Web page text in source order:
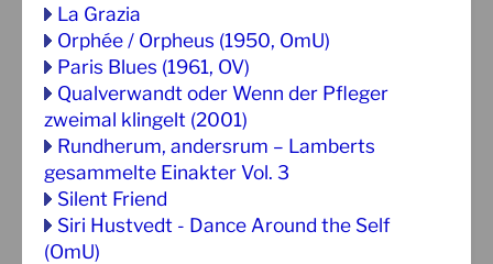
La Grazia
Orphée / Orpheus (1950, OmU)
Paris Blues (1961, OV)
Qualverwandt oder Wenn der Pfleger
zweimal klingelt (2001)
Rundherum, andersrum – Lamberts
gesammelte Einakter Vol. 3
Silent Friend
Siri Hustvedt - Dance Around the Self
(OmU)